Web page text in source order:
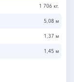
1 706 кг.
5,08 м
1,37 м
1,45 м